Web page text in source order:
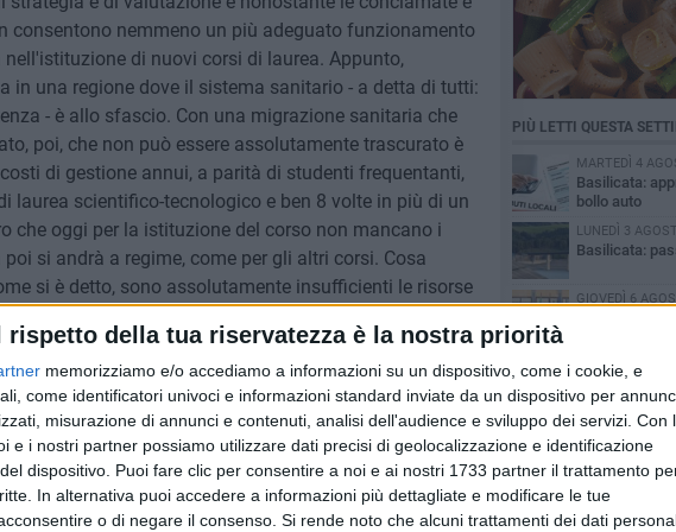
rispetto della tua riservatezza è la nostra priorità
memorizziamo e/o accediamo a informazioni su un dispositivo, come i cookie, e
come identificatori univoci e informazioni standard inviate da un dispositivo per
misurazione di annunci e contenuti, analisi dell'audience e sviluppo dei servizi. Con
e i nostri partner possiamo utilizzare dati precisi di geolocalizzazione e identificazione
dispositivo. Puoi fare clic per consentire a noi e ai nostri 1733 partner il trattamento
In alternativa puoi accedere a informazioni più dettagliate e modificare le tue
o di negare il consenso. Si rende noto che alcuni trattamenti dei dati
consentono nemmeno un più adeguato funzionamento
di nuovi corsi di laurea. Appunto,
in una regione dove il sistema sanitario - a detta di tutti:
- è allo sfascio. Con una migrazione sanitaria che
poi, che non può essere assolutamente trascurato è
di gestione annui, a parità di studenti frequentanti,
laurea scientifico-tecnologico e ben 8 volte in più di un
che oggi per la istituzione del corso non mancano i
si andrà a regime, come per gli altri corsi. Cosa
si è detto, sono assolutamente insufficienti le risorse
tutti i dipartimenti?
criteri che ispirano queste scelte.
da una attenta indagine impostata su dati scientifici:
bacino di utenza, presenze universitarie prossime
di avviare, soprattutto nelle piccole realtà come la
"eccellenza" perché sia concorrenziale, se non
di Laurea nazionali. Ci si chiede, con il quadro
carenze professionali e di attrezzature, che riscontro
PIÙ LETTI QUESTA
MARTEDÌ 4
Basilicata:
bollo auto
LUNEDÌ 3
Basilicata:
GIOVEDÌ 6
In Basilicata
LUNEDÌ 3
Guardia
Centri estivi e
alle famiglie
MERCOLEDÌ 5
Uso delle